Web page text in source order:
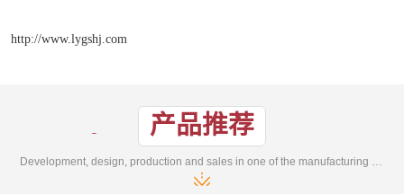
http://www.lygshj.com
产品推荐